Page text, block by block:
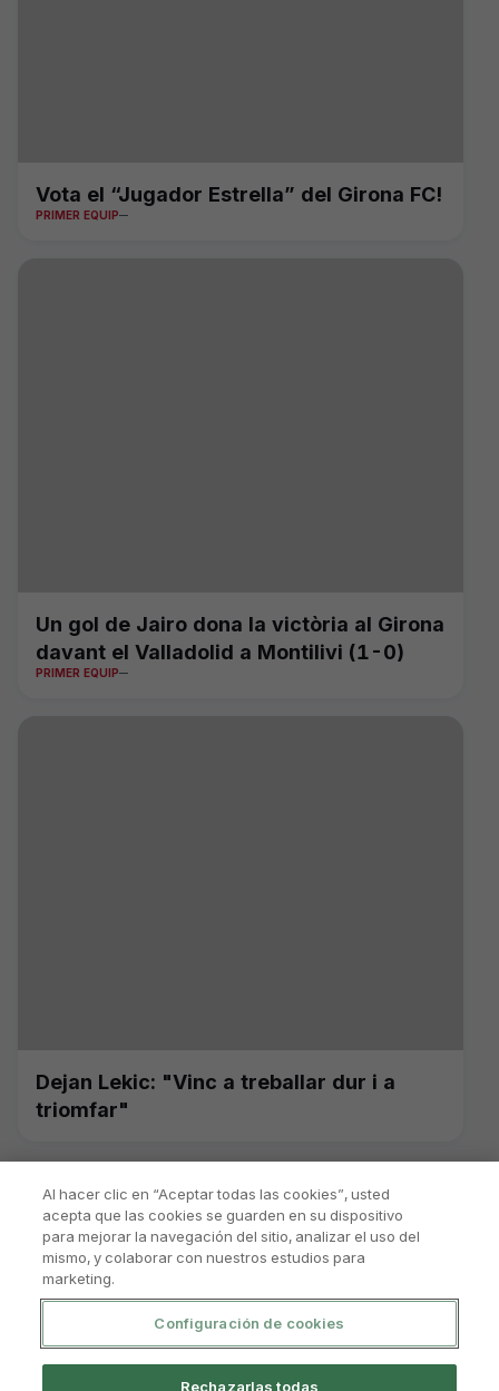
Vota el “Jugador Estrella” del Girona FC!
PRIMER EQUIP
Un gol de Jairo dona la victòria al Girona
davant el Valladolid a Montilivi (1-0)
PRIMER EQUIP
Dejan Lekic: "Vinc a treballar dur i a
triomfar"
Avís Legal I Condicions D'Ús
Al hacer clic en “Aceptar todas las cookies”, usted
acepta que las cookies se guarden en su dispositivo
para mejorar la navegación del sitio, analizar el uso del
mismo, y colaborar con nuestros estudios para
marketing.
Configuración de cookies
Rechazarlas todas